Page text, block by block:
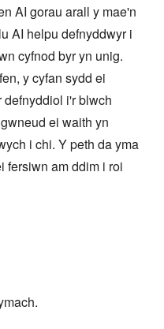
AI gorau arall y mae'n
AI helpu defnyddwyr i
cyfnod byr yn unig.
y cyfan sydd ei
i'r blwch
ei waith yn
i chi. Y peth da yma
fersiwn am ddim i roi